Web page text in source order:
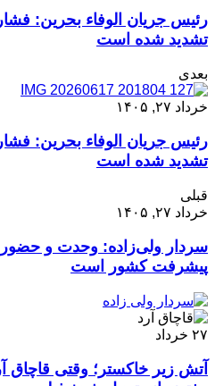
رئیس جریان الوفاء بحرین:
تشدید شده است
بعدی
خرداد ۲۷, ۱۴۰۵
رئیس جریان الوفاء بحرین:
تشدید شده است
قبلی
خرداد ۲۷, ۱۴۰۵
سردار ولی‌زاده: وحدت و حضور
پیشرفت کشور است
۲۷ خرداد
آتش زیر خاکستر؛ وقتی قاچاق